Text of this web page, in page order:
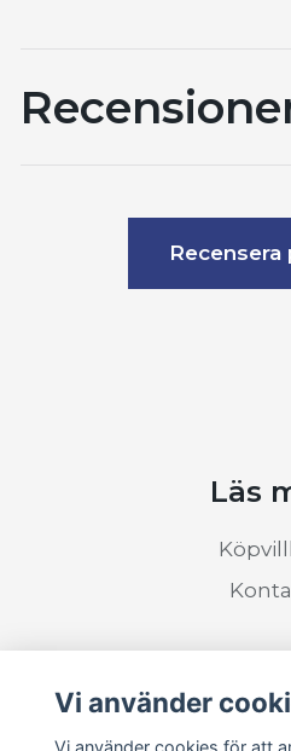
Läs
Sociala
Vi använder
Vi använder cookies för att